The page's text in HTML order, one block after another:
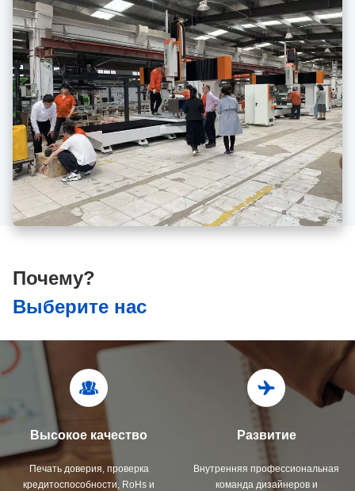
Почему?
Выберите нас
Высокое качество
Печать доверия, проверка
кредитоспособности, RoHs и
Развитие
Внутренняя профессиональная
команда дизайнеров и